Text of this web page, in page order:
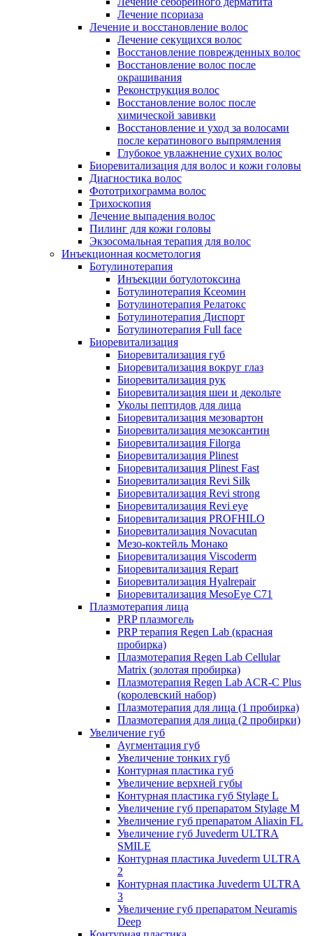
Лечение псориаза
Лечение и восстановление волос
Лечение секущихся волос
Восстановление поврежденных волос
Восстановление волос после
окрашивания
Реконструкция волос
Восстановление волос после
химической завивки
Восстановление и уход за волосами
после кератинового выпрямления
Глубокое увлажнение сухих волос
Биоревитализация для волос и кожи головы
Диагностика волос
Фототрихограмма волос
Трихоскопия
Лечение выпадения волос
Пилинг для кожи головы
Экзосомальная терапия для волос
Инъекционная косметология
Ботулинотерапия
Инъекции ботулотоксина
Ботулинотерапия Ксеомин
Ботулинотерапия Релатокс
Ботулинотерапия Диспорт
Ботулинотерапия Full face
Биоревитализация
Биоревитализация губ
Биоревитализация вокруг глаз
Биоревитализация рук
Биоревитализация шеи и декольте
Уколы пептидов для лица
Биоревитализация мезовартон
Биоревитализация мезоксантин
Биоревитализация Filorga
Биоревитализация Plinest
Биоревитализация Plinest Fast
Биоревитализация Revi Silk
Биоревитализация Revi strong
Биоревитализация Revi eye
Биоревитализация PROFHILO
Биоревитализация Novacutan
Мезо-коктейль Монако
Биоревитализация Viscoderm
Биоревитализация Repart
Биоревитализация Hyalrepair
Биоревитализация MesoEye C71
Плазмотерапия лица
PRP плазмогель
PRP терапия Regen Lab (красная
пробирка)
Плазмотерапия Regen Lab Cellular
Matrix (золотая пробирка)
Плазмотерапия Regen Lab ACR-C Plus
(королевский набор)
Плазмотерапия для лица (1 пробирка)
Плазмотерапия для лица (2 пробирки)
Увеличение губ
Аугментация губ
Увеличение тонких губ
Контурная пластика губ
Увеличение верхней губы
Контурная пластика губ Stylage L
Увеличение губ препаратом Stylage M
Увеличение губ препаратом Aliaxin FL
Увеличение губ Juvederm ULTRA
SMILE
Контурная пластика Juvederm ULTRA
2
Контурная пластика Juvederm ULTRA
3
Увеличение губ препаратом Neuramis
Deep